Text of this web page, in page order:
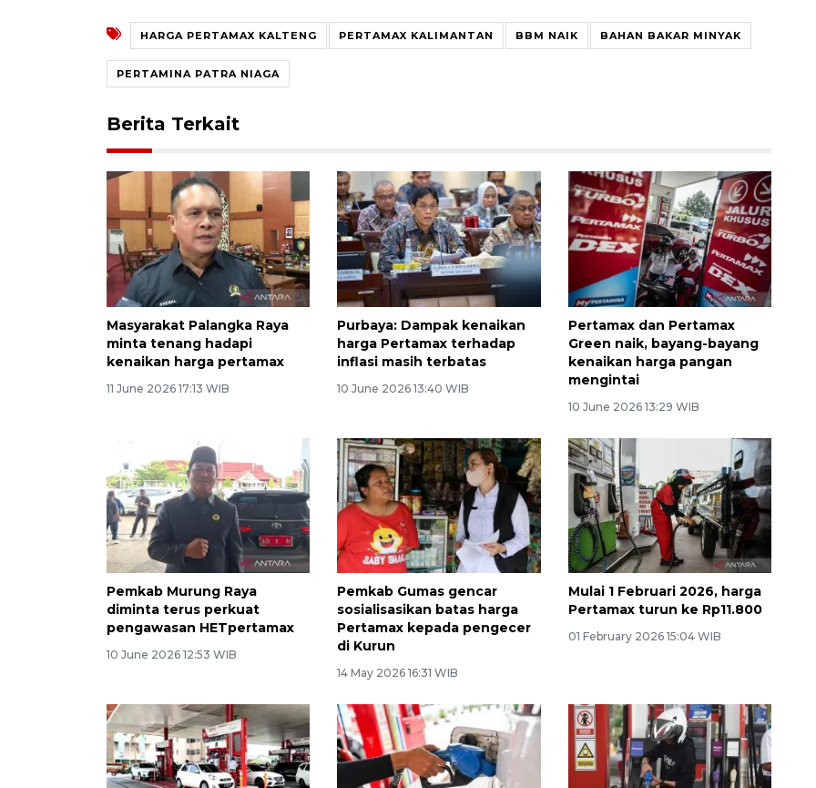
HARGA PERTAMAX KALTENG PERTAMAX KALIMANTAN BBM NAIK BAHAN BAKAR MINYAK
PERTAMINA PATRA NIAGA
Berita Terkait
Masyarakat Palangka Raya
minta tenang hadapi
kenaikan harga pertamax
11 June 2026 17:13 WIB
Purbaya: Dampak kenaikan
harga Pertamax terhadap
inflasi masih terbatas
10 June 2026 13:40 WIB
Pertamax dan Pertamax
Green naik, bayang-bayang
kenaikan harga pangan
mengintai
10 June 2026 13:29 WIB
Pemkab Murung Raya
diminta terus perkuat
pengawasan HETpertamax
10 June 2026 12:53 WIB
Pemkab Gumas gencar
sosialisasikan batas harga
Pertamax kepada pengecer
di Kurun
14 May 2026 16:31 WIB
Mulai 1 Februari 2026, harga
Pertamax turun ke Rp11.800
01 February 2026 15:04 WIB